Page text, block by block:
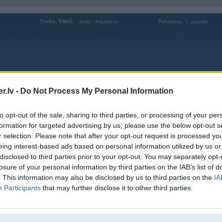
- Do Not Process My Personal Information
opt-out of the sale, sharing to third parties, or processing of your
for targeted advertising by us, please use the below opt-out
selection. Please note that after your opt-out request is processed
interest-based ads based on personal information utilized by us
to third parties prior to your opt-out. You may separately
of your personal information by third parties on the IAB’s list of
This information may also be disclosed by us to third parties on the
Participants that may further disclose it to other third parties.
Sveiks, Viesi! Ienākt Reģistrācija Piektdiena, 7. augusts
Forums Galerijas Reģistrācija Lietotāji
Lietotāja purvanortheern profils
Pēdējo reizi manīts: 23. Apr 2026, 07:43
Lietotājvārds:
purvanortheern
Pilsēta:
Baldone
Ziņojumi forumā:
[Pēdējie ziņojumi forumā]